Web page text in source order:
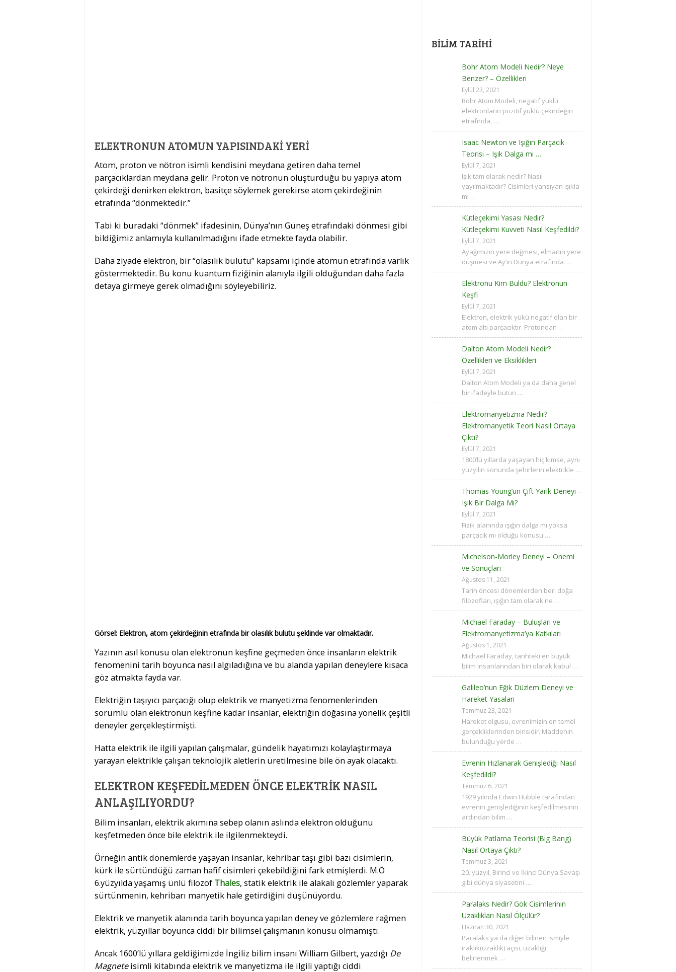
ELEKTRONUN ATOMUN YAPISINDAKI YERI
Atom, proton ve nötron isimli kendisini meydana getiren daha temel
parçacıklardan meydana gelir. Proton ve nötronun oluşturduğu bu yapıya atom
çekirdeği denirken elektron, basitçe söylemek gerekirse atom çekirdeğinin
etrafında “dönmektedir.”
Tabi ki buradaki “dönmek” ifadesinin, Dünya’nın Güneş etrafındaki dönmesi gibi
bildiğimiz anlamıyla kullanılmadığını ifade etmekte fayda olabilir.
Daha ziyade elektron, bir “olasılık bulutu” kapsamı içinde atomun etrafında varlık
göstermektedir. Bu konu kuantum fiziğinin alanıyla ilgili olduğundan daha fazla
detaya girmeye gerek olmadığını söyleyebiliriz.
Görsel: Elektron, atom çekirdeğinin etrafında bir olasılık bulutu şeklinde var olmaktadır.
Yazının asıl konusu olan elektronun keşfine geçmeden önce insanların elektrik
fenomenini tarih boyunca nasıl algıladığına ve bu alanda yapılan deneylere kısaca
göz atmakta fayda var.
Elektriğin taşıyıcı parçacığı olup elektrik ve manyetizma fenomenlerinden
sorumlu olan elektronun keşfine kadar insanlar, elektriğin doğasına yönelik çeşitli
deneyler gerçekleştirmişti.
Hatta elektrik ile ilgili yapılan çalışmalar, gündelik hayatımızı kolaylaştırmaya
yarayan elektrikle çalışan teknolojik aletlerin üretilmesine bile ön ayak olacaktı.
ELEKTRON KEŞFEDILMEDEN ÖNCE ELEKTRIK NASIL
ANLAŞILIYORDU?
Bilim insanları, elektrik akımına sebep olanın aslında elektron olduğunu
keşfetmeden önce bile elektrik ile ilgilenmekteydi.
Örneğin antik dönemlerde yaşayan insanlar, kehribar taşı gibi bazı cisimlerin,
kürk ile sürtündüğü zaman hafif cisimleri çekebildiğini fark etmişlerdi. M.Ö
6.yüzyılda yaşamış ünlü filozof Thales, statik elektrik ile alakalı gözlemler yaparak
sürtünmenin, kehribarı manyetik hale getirdiğini düşünüyordu.
Elektrik ve manyetik alanında tarih boyunca yapılan deney ve gözlemlere rağmen
elektrik, yüzyıllar boyunca ciddi bir bilimsel çalışmanın konusu olmamıştı.
Ancak 1600’lü yıllara geldiğimizde İngiliz bilim insanı William Gilbert, yazdığı De
Magneteisimli kitabında elektrik ve manyetizma ile ilgili yaptığı ciddi
BILIM TARIHI
Bohr Atom Modeli Nedir? Neye
Benzer? – Özellikleri
Eylül 23, 2021
Bohr Atom Modeli, negatif yüklü
elektronların pozitif yüklü çekirdeğin
etrafında, …
Isaac Newton ve Işığın Parçacık
Teorisi – Işık Dalga mı …
Eylül 7, 2021
Işık tam olarak nedir? Nasıl
yayılmaktadır? Cisimleri yansıyan ışıkla
mı …
Kütleçekimi Yasası Nedir?
Kütleçekimi Kuvveti Nasıl Keşfedildi?
Eylül 7, 2021
Ayağımızın yere değmesi, elmanın yere
düşmesi ve Ay’ın Dünya etrafında …
Elektronu Kim Buldu? Elektronun
Keşfi
Eylül 7, 2021
Elektron, elektrik yükü negatif olan bir
atom altı parçacıktır. Protondan …
Dalton Atom Modeli Nedir?
Özellikleri ve Eksiklikleri
Eylül 7, 2021
Dalton Atom Modeli ya da daha genel
bir ifadeyle bütün …
Elektromanyetizma Nedir?
Elektromanyetik Teori Nasıl Ortaya
Çıktı?
Eylül 7, 2021
1800’lü yıllarda yaşayan hiç kimse, aynı
yüzyılın sonunda şehirlerin elektrikle …
Thomas Young’un Çift Yarık Deneyi –
Işık Bir Dalga Mı?
Eylül 7, 2021
Fizik alanında ışığın dalga mı yoksa
parçacık mı olduğu konusu …
Michelson-Morley Deneyi – Önemi
ve Sonuçları
Ağustos 11, 2021
Tarih öncesi dönemlerden beri doğa
filozofları, ışığın tam olarak ne …
Michael Faraday – Buluşları ve
Elektromanyetizma’ya Katkıları
Ağustos 1, 2021
Michael Faraday, tarihteki en büyük
bilim insanlarından biri olarak kabul …
Galileo’nun Eğik Düzlem Deneyi ve
Hareket Yasaları
Temmuz 23, 2021
Hareket olgusu, evrenimizin en temel
gerçekliklerinden birisidir. Maddenin
bulunduğu yerde …
Evrenin Hızlanarak Genişlediği Nasıl
Keşfedildi?
Temmuz 6, 2021
1929 yılında Edwin Hubble tarafından
evrenin genişlediğinin keşfedilmesinin
ardından bilim …
Büyük Patlama Teorisi (Big Bang)
Nasıl Ortaya Çıktı?
Temmuz 3, 2021
20. yüzyıl, Birinci ve İkinci Dünya Savaşı
gibi dünya siyasetini …
Paralaks Nedir? Gök Cisimlerinin
Uzaklıkları Nasıl Ölçülür?
Haziran 30, 2021
Paralaks ya da diğer bilinen ismiyle
ıraklık(uzaklık) açısı, uzaklığı
belirlenmek …